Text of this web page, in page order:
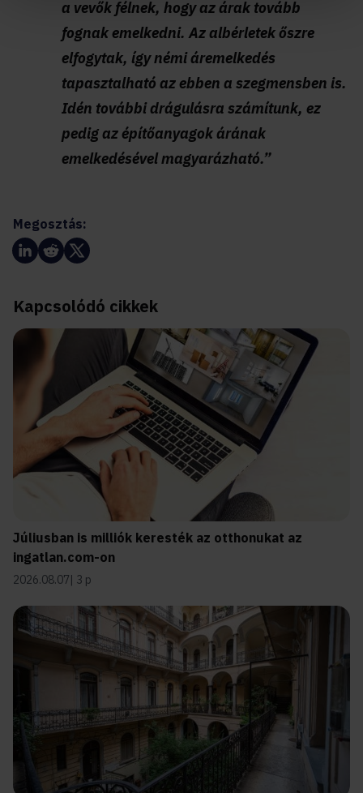
a vevők félnek, hogy az árak tovább
fognak emelkedni. Az albérletek őszre
elfogytak, így némi áremelkedés
tapasztalható az ebben a szegmensben is.
Idén további drágulásra számítunk, ez
pedig az építőanyagok árának
emelkedésével magyarázható.”
Megosztás:
Kapcsolódó cikkek
Júliusban is milliók keresték az otthonukat az
ingatlan.com-on
2026.08.07 3 p